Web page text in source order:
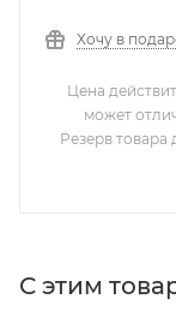
Хочу в
Цена
может
Резерв товара
С этим